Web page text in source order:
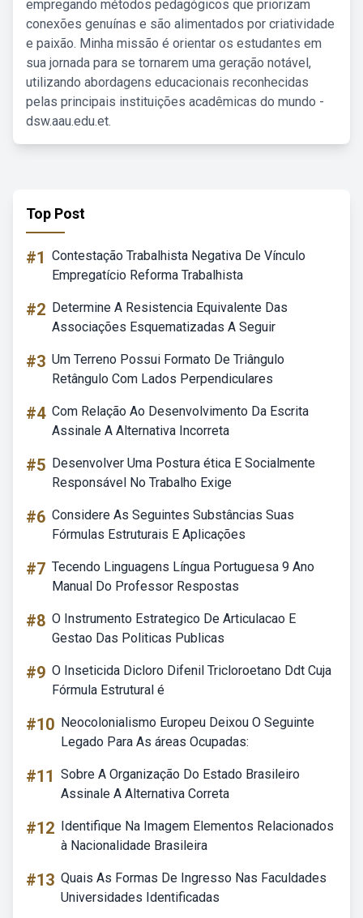
empregando métodos pedagógicos que priorizam
conexões genuínas e são alimentados por criatividade
e paixão. Minha missão é orientar os estudantes em
sua jornada para se tornarem uma geração notável,
utilizando abordagens educacionais reconhecidas
pelas principais instituições acadêmicas do mundo -
dsw.aau.edu.et.
Top Post
#1 Contestação Trabalhista Negativa De Vínculo
Empregatício Reforma Trabalhista
#2 Determine A Resistencia Equivalente Das
Associações Esquematizadas A Seguir
#3 Um Terreno Possui Formato De Triângulo
Retângulo Com Lados Perpendiculares
#4 Com Relação Ao Desenvolvimento Da Escrita
Assinale A Alternativa Incorreta
#5 Desenvolver Uma Postura ética E Socialmente
Responsável No Trabalho Exige
#6 Considere As Seguintes Substâncias Suas
Fórmulas Estruturais E Aplicações
#7 Tecendo Linguagens Língua Portuguesa 9 Ano
Manual Do Professor Respostas
#8 O Instrumento Estrategico De Articulacao E
Gestao Das Politicas Publicas
#9 O Inseticida Dicloro Difenil Tricloroetano Ddt Cuja
Fórmula Estrutural é
#10 Neocolonialismo Europeu Deixou O Seguinte
Legado Para As áreas Ocupadas:
#11 Sobre A Organização Do Estado Brasileiro
Assinale A Alternativa Correta
#12 Identifique Na Imagem Elementos Relacionados
à Nacionalidade Brasileira
#13 Quais As Formas De Ingresso Nas Faculdades
Universidades Identificadas